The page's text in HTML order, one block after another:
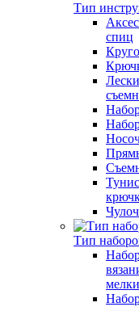
Тип
спиц
Тип